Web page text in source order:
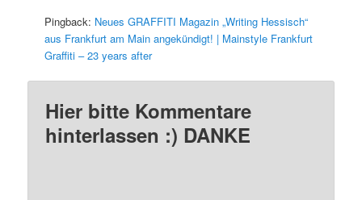
Pingback: Neues GRAFFITI Magazin „Writing Hessisch“
aus Frankfurt am Main angekündigt! | Mainstyle Frankfurt
Graffiti – 23 years after
Hier bitte Kommentare
hinterlassen :) DANKE